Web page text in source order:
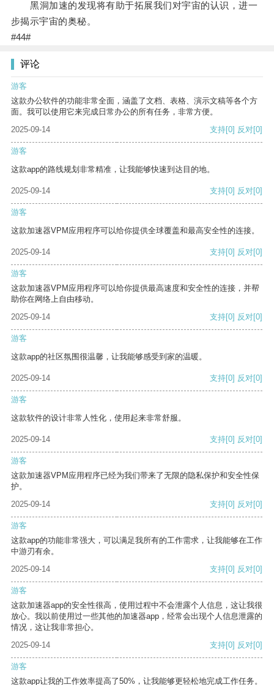
黑洞加速的发现将有助于拓展我们对宇宙的认识，进一
步揭示宇宙的奥秘。
#44#
评论
游客
这款办公软件的功能非常全面，涵盖了文档、表格、演示文稿等各个方
面。我可以使用它来完成日常办公的所有任务，非常方便。
2025-09-14
支持[0] 反对[0]
游客
这款app的路线规划非常精准，让我能够快速到达目的地。
2025-09-14 支持[0] 反对[0]
游客
这款加速器VPM应用程序可以给你提供全球覆盖和最高安全性的连接。
2025-09-14 支持[0] 反对[0]
游客
这款加速器VPM应用程序可以给你提供最高速度和安全性的连接，并帮
助你在网络上自由移动。
2025-09-14
支持[0] 反对[0]
游客
这款app的社区氛围很温馨，让我能够感受到家的温暖。
2025-09-14 支持[0] 反对[0]
游客
这款软件的设计非常人性化，使用起来非常舒服。
2025-09-14 支持[0] 反对[0]
游客
这款加速器VPM应用程序已经为我们带来了无限的隐私保护和安全性保
护。
2025-09-14
支持[0] 反对[0]
游客
这款app的功能非常强大，可以满足我所有的工作需求，让我能够在工作
中游刃有余。
2025-09-14
支持[0] 反对[0]
游客
这款加速器app的安全性很高，使用过程中不会泄露个人信息，这让我很
放心。我以前使用过一些其他的加速器app，经常会出现个人信息泄露的
情况，这让我非常担心。
2025-09-14
支持[0] 反对[0]
游客
这款app让我的工作效率提高了50%，让我能够更轻松地完成工作任务。